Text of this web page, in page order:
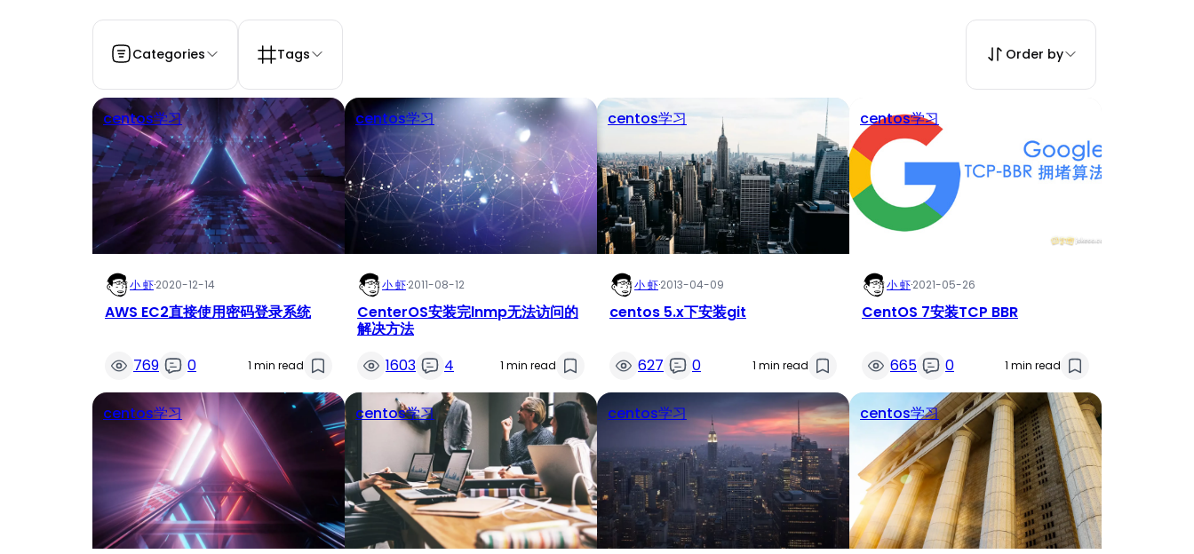
Categories Tags Order by
centos学习
小 虾·2020-12-14
AWS EC2直接使用密码登录系统
769 0 1 min read
centos学习
小 虾·2011-08-12
CenterOS安装完lnmp无法访问的
解决方法
1603
4 1 min read
centos学习
小 虾·2013-04-09
centos 5.x下安装git
627 0 1 min read
centos学习
小 虾·2021-05-26
CentOS 7安装TCP BBR
665 0 1 min read
centos学习 centos学习 centos学习 centos学习